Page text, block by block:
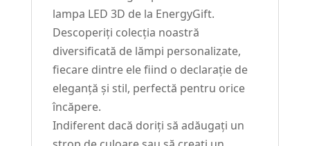
lampa LED 3D de la EnergyGift.
Descoperiți colecția noastră
diversificată de lămpi personalizate,
fiecare dintre ele fiind o declarație de
eleganță și stil, perfectă pentru orice
încăpere.
Indiferent dacă doriți să adăugați un